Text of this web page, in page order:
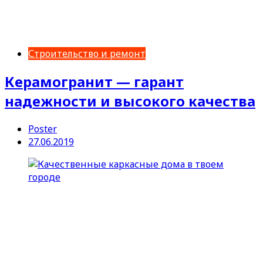
Строительство и ремонт
Керамогранит — гарант
надежности и высокого качества
Poster
27.06.2019